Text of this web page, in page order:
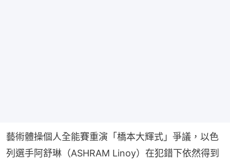
藝術體操個人全能賽重演「橋本大輝式」爭議，以色
列選手阿舒琳（ASHRAM Linoy）在犯錯下依然得到